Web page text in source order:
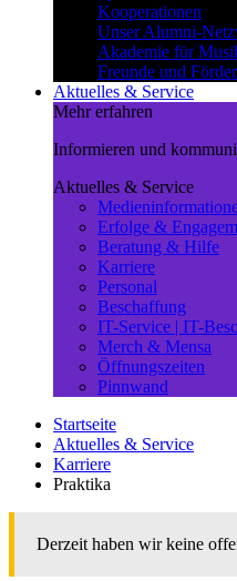
Kooperationen
Unser Alumni-
Akademie für
Freunde und
Aktuelles & Service
Mehr erfahren
Informieren und
Aktuelles & Service
Erfolge &
Beratung & Hilfe
Karriere
Personal
Beschaffung
IT-Service | IT-
Merch & Mensa
Öffnungszeiten
Pinnwand
Startseite
Aktuelles & Service
Karriere
Praktika
Derzeit haben wir keine